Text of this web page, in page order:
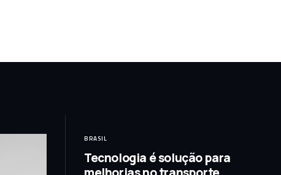
BRASIL
Tecnologia é solução para